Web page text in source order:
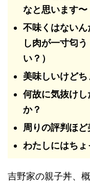
なと思います〜
不味くはない
し肉が一寸匂
い？）
美味しいけどち
何故に気抜け
か？
周りの評判ほど
わたしにはち
吉野家の親子丼、